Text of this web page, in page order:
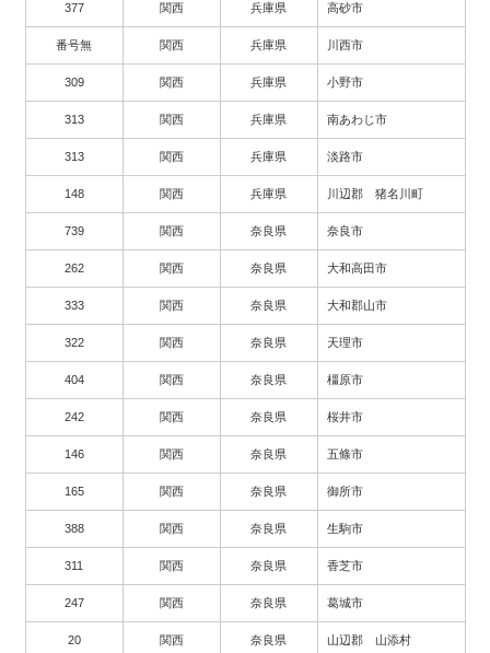
377 関西 兵庫県 高砂市
番号無 関西 兵庫県 川西市
309 関西 兵庫県 小野市
313 関西 兵庫県 南あわじ市
313 関西 兵庫県 淡路市
148 関西 兵庫県 川辺郡 猪名川町
739 関西 奈良県 奈良市
262 関西 奈良県 大和高田市
333 関西 奈良県 大和郡山市
322 関西 奈良県 天理市
404 関西 奈良県 橿原市
242 関西 奈良県 桜井市
146 関西 奈良県 五條市
165 関西 奈良県 御所市
388 関西 奈良県 生駒市
311 関西 奈良県 香芝市
247 関西 奈良県 葛城市
20 関西 奈良県 山辺郡 山添村